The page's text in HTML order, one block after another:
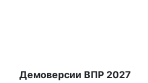
Демоверсии ВПР 2027